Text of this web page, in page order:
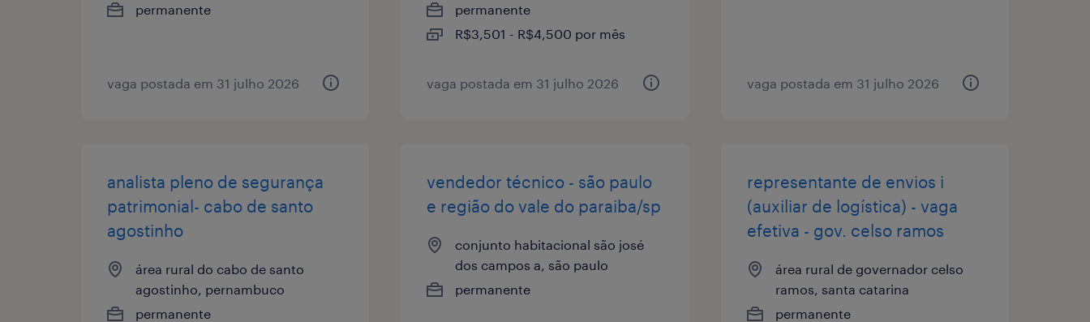
permanente
vaga postada em 31 julho 2026
permanente
R$3,501 - R$4,500 por mês
vaga postada em 31 julho 2026 vaga postada em 31 julho 2026
analista pleno de segurança
patrimonial- cabo de santo
agostinho
área rural do cabo de santo
agostinho, pernambuco
permanente
vendedor técnico - são paulo
e região do vale do paraiba/sp
conjunto habitacional são josé
dos campos a, são paulo
permanente
representante de envios i
(auxiliar de logística) - vaga
efetiva - gov. celso ramos
área rural de governador celso
ramos, santa catarina
permanente